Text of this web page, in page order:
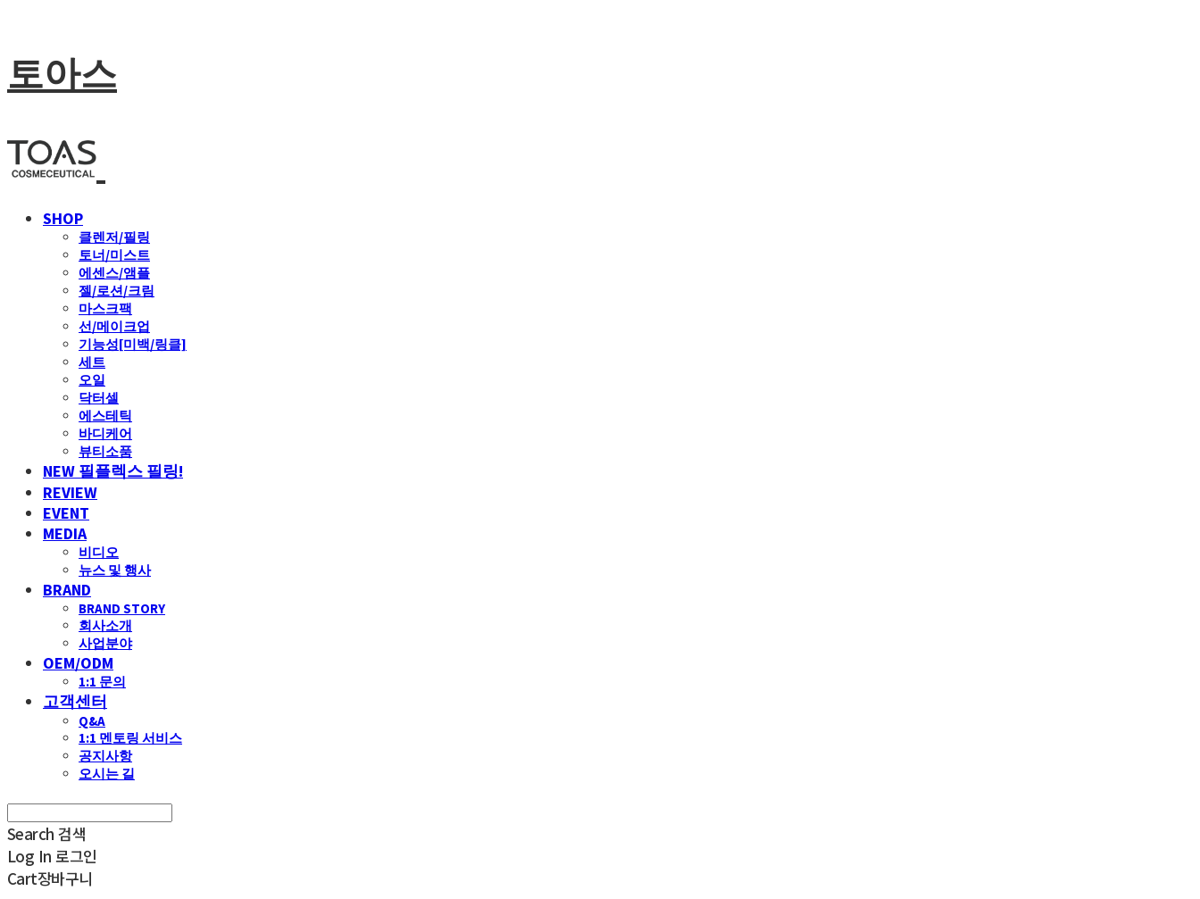
토아스
SHOP
클렌저/필링
토너/미스트
에센스/앰플
젤/로션/크림
마스크팩
선/메이크업
기능성[미백/링클]
세트
오일
닥터셀
에스테틱
바디케어
뷰티소품
NEW 필플렉스 필링!
REVIEW
EVENT
MEDIA
비디오
뉴스 및 행사
BRAND
BRAND STORY
회사소개
사업분야
OEM/ODM
1:1 문의
고객센터
Q&A
1:1 멘토링 서비스
공지사항
오시는 길
Search 검색
Log In 로그인
Cart장바구니